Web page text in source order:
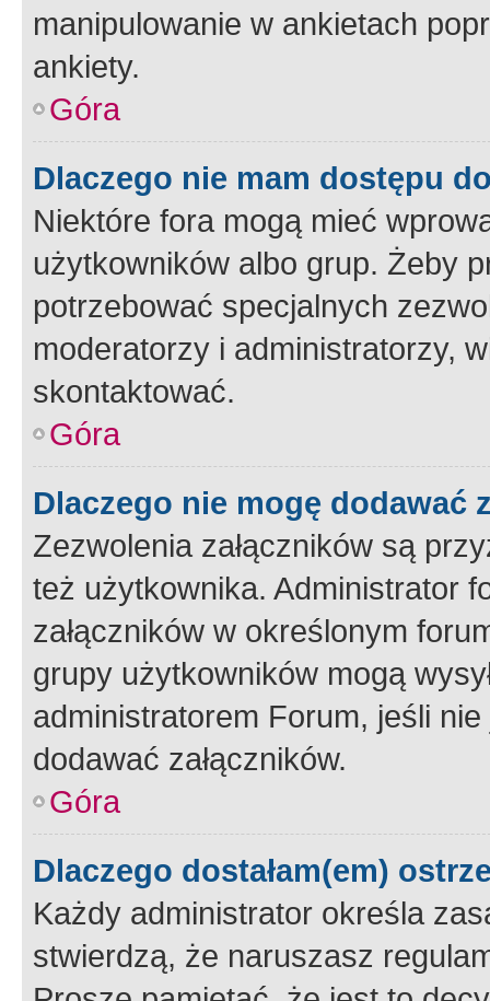
manipulowanie w ankietach
ankiety.
Góra
Dlaczego nie mam dostępu
Niektóre fora mogą mieć
użytkowników albo grup. Żeby
potrzebować specjalnych
moderatorzy i administratorzy,
skontaktować.
Góra
Dlaczego nie mogę dodawać
Zezwolenia załączników są
też użytkownika. Administrator
załączników w określonym
grupy użytkowników mogą
administratorem Forum, jeśli
dodawać załączników.
Góra
Dlaczego dostałam(em)
Każdy administrator określa
stwierdzą, że naruszasz